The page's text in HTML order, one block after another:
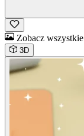
Zobacz wszystkie
3D